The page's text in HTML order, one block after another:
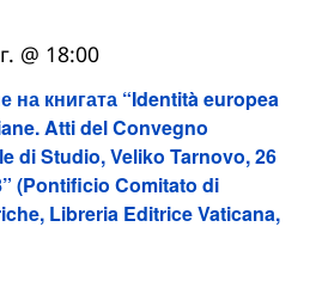
на книгата “Identità europea
Atti del Convegno
di Studio, Veliko Tarnovo, 26
(Pontificio Comitato di
Libreria Editrice Vaticana,
@ 18:00